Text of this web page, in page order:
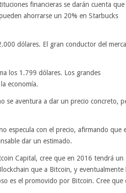
financieras se darán cuenta que
ahorrarse un 20% en Starbucks
dólares. El gran conductor del
los 1.799 dólares. Los grandes
economía.
se aventura a dar un precio concreto,
especula con el precio, afirmando que
dar un estimado.
Capital, cree que en 2016 tendrá un
que a Bitcoin, y eventualmente
es el promovido por Bitcoin. Cree que